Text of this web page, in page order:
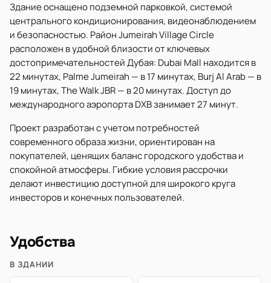
Здание оснащено подземной парковкой, системой
центрального кондиционирования, видеонаблюдением
и безопасностью. Район Jumeirah Village Circle
расположен в удобной близости от ключевых
достопримечательностей Дубая: Dubai Mall находится в
22 минутах, Palme Jumeirah — в 17 минутах, Burj Al Arab — в
19 минутах, The Walk JBR — в 20 минутах. Доступ до
международного аэропорта DXB занимает 27 минут.
Проект разработан с учетом потребностей
современного образа жизни, ориентирован на
покупателей, ценящих баланс городского удобства и
спокойной атмосферы. Гибкие условия рассрочки
делают инвестицию доступной для широкого круга
инвесторов и конечных пользователей.
Удобства
В ЗДАНИИ